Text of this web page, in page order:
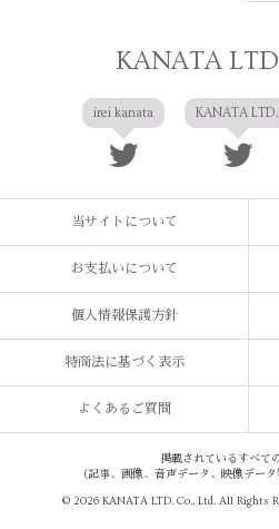
KANATA
irei kanata KANATA LTD.
当サイトについて
お支払いについて
個人情報保護方針
特商法に基づく表示
よくあるご質問
掲載されているすべて
(記事、画像、音声データ、映像データ
© 2026 KANATA LTD. Co., Ltd. All Rights